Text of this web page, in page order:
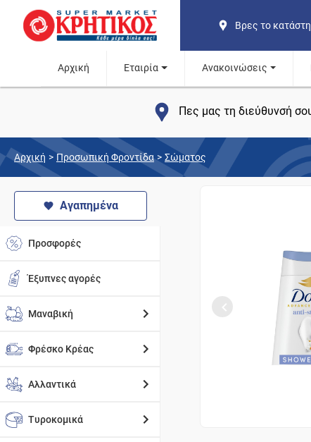
Βρες το
Αρχική Εταιρία Ανακοινώσεις
Πες μας τη διεύθυνσή
Αρχική > Προσωπική Φροντίδα > Σώματος
Αγαπημένα
Προσφορές
Έξυπνες αγορές
Μαναβική
Φρέσκο Κρέας
Αλλαντικά
Τυροκομικά